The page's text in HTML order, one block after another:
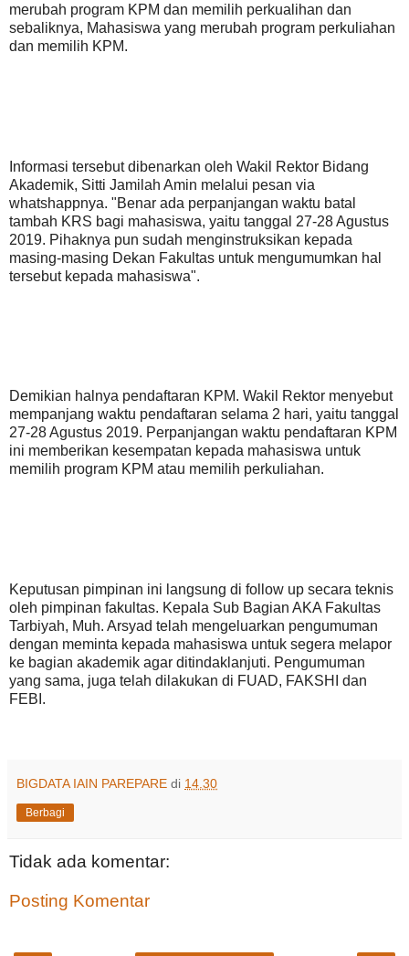
merubah program KPM dan memilih perkualihan dan
sebaliknya, Mahasiswa yang merubah program perkuliahan
dan memilih KPM.
Informasi tersebut dibenarkan oleh Wakil Rektor Bidang
Akademik, Sitti Jamilah Amin melalui pesan via
whatshappnya. "Benar ada perpanjangan waktu batal
tambah KRS bagi mahasiswa, yaitu tanggal 27-28 Agustus
2019. Pihaknya pun sudah menginstruksikan kepada
masing-masing Dekan Fakultas untuk mengumumkan hal
tersebut kepada mahasiswa".
Demikian halnya pendaftaran KPM. Wakil Rektor menyebut
mempanjang waktu pendaftaran selama 2 hari, yaitu tanggal
27-28 Agustus 2019. Perpanjangan waktu pendaftaran KPM
ini memberikan kesempatan kepada mahasiswa untuk
memilih program KPM atau memilih perkuliahan.
Keputusan pimpinan ini langsung di follow up secara teknis
oleh pimpinan fakultas. Kepala Sub Bagian AKA Fakultas
Tarbiyah, Muh. Arsyad telah mengeluarkan pengumuman
dengan meminta kepada mahasiswa untuk segera melapor
ke bagian akademik agar ditindaklanjuti. Pengumuman
yang sama, juga telah dilakukan di FUAD, FAKSHI dan
FEBI.
BIGDATA IAIN PAREPARE di 14.30
Berbagi
Tidak ada komentar:
Posting Komentar